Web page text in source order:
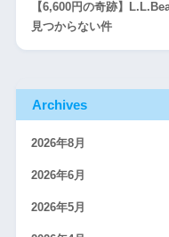
【6,600円の奇跡】
見つからない件
Archives
2026年8月
2026年6月
2026年5月